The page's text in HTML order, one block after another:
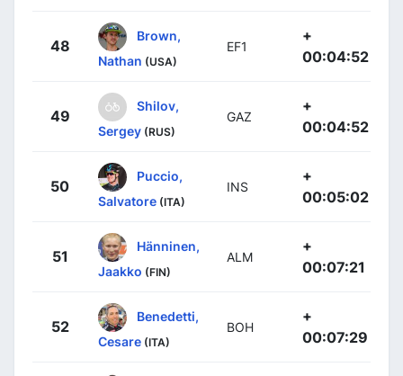
48
Brown,
Nathan (USA)
EF1
+
00:04:52
49
Shilov,
Sergey (RUS)
GAZ
+
00:04:52
50
Puccio,
Salvatore (ITA)
INS
+
00:05:02
51
Hänninen,
Jaakko (FIN)
ALM
+
00:07:21
52
Benedetti,
Cesare (ITA)
BOH
+
00:07:29